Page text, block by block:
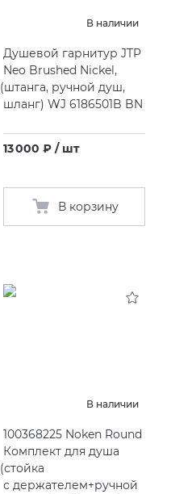
В наличии
Душевой гарнитур JTP
Neo Brushed Nickel,
(штанга, ручной душ,
шланг) WJ 6186501B BN
13 000 ₽ / шт
В корзину
В наличии
100368225 Noken Round
Комплект для душа
(стойка
с держателем+ручной